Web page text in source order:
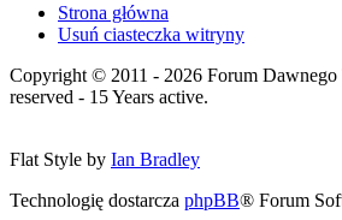
Strona główna
Usuń ciasteczka witryny
Copyright © 2011 - 2026 Forum
reserved - 15 Years active.
Flat Style by Ian Bradley
Technologię dostarcza phpBB® Forum